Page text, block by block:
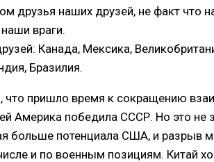
друзья наших друзей, не факт что
враги.
Канада, Мексика,
Бразилия.
что пришло время к сокращению
Америка победила СССР. Но это не
больше потенциала США, и разрыв
и по военным позициям. Китай